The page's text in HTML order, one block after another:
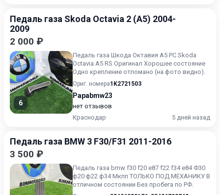
Педаль газа Skoda Octavia 2 (A5) 2004-
2009
2 000 ₽
6
Педаль газа Шкода Октавия А5 РС Skoda
Octavia A5 RS Оригинал Хорошее состояние
Одно крепление отломано (на фото видно).
Ориг. номера1K2721503
Papabmw23
нет отзывов
Краснодар
5 дней назад
Педаль газа BMW 3 F30/F31 2011-2016
3 500 ₽
Педаль газа bmw f30 f20 e87 f22 f34 e84 Ф30
ф20 ф22 ф34 Mкпп ТОЛЬКО ПОД МЕХАНИКУ В
отличном состоянии Без пробега по РФ.